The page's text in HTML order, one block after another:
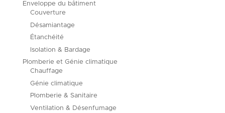
Enveloppe du bâtiment
Couverture
Désamiantage
Étanchéité
Isolation & Bardage
Plomberie et Génie climatique
Chauffage
Génie climatique
Plomberie & Sanitaire
Ventilation & Désenfumage